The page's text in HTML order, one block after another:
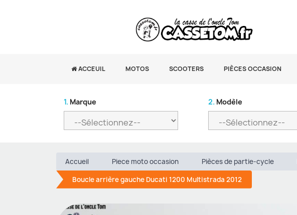
ACCEUIL MOTOS SCOOTERS PIÈCES OCCASION
1. Marque 2. Modèle
Accueil Piece moto occasion Pièces de partie-cycle
Boucle arrière gauche Ducati 1200 Multistrada 2012